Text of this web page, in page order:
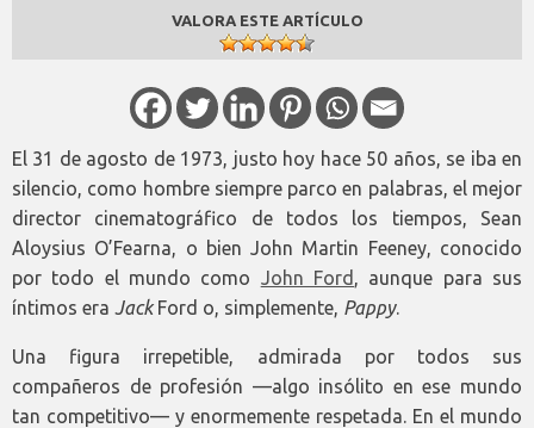
VALORA ESTE ARTÍCULO
El 31 de agosto de 1973, justo hoy hace 50 años, se iba en
silencio, como hombre siempre parco en palabras, el mejor
director cinematográfico de todos los tiempos, Sean
Aloysius O’Fearna, o bien John Martin Feeney, conocido
por todo el mundo como John Ford , aunque para sus
íntimos era JackFord o, simplemente, Pappy.
Una figura irrepetible, admirada por todos sus
compañeros de profesión —algo insólito en ese mundo
tan competitivo— y enormemente respetada. En el mundo